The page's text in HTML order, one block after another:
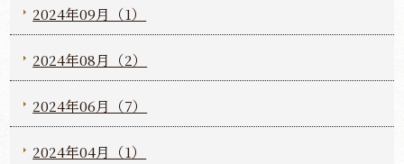
2024年09月（1）
2024年08月（2）
2024年06月（7）
2024年04月（1）